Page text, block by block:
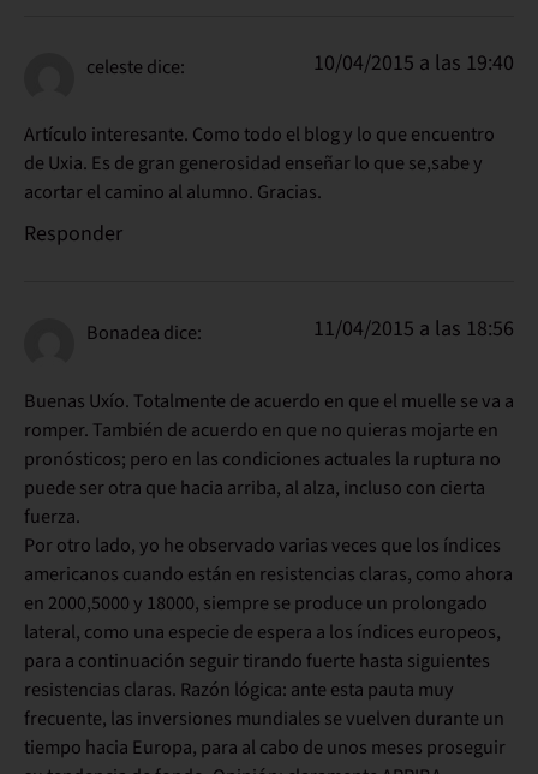
celeste dice: 10/04/2015 a las 19:40
Artículo interesante. Como todo el blog y lo que encuentro
de Uxia. Es de gran generosidad enseñar lo que se,sabe y
acortar el camino al alumno. Gracias.
Responder
Bonadea dice: 11/04/2015 a las 18:56
Buenas Uxío. Totalmente de acuerdo en que el muelle se va a
romper. También de acuerdo en que no quieras mojarte en
pronósticos; pero en las condiciones actuales la ruptura no
puede ser otra que hacia arriba, al alza, incluso con cierta
fuerza.
Por otro lado, yo he observado varias veces que los índices
americanos cuando están en resistencias claras, como ahora
en 2000,5000 y 18000, siempre se produce un prolongado
lateral, como una especie de espera a los índices europeos,
para a continuación seguir tirando fuerte hasta siguientes
resistencias claras. Razón lógica: ante esta pauta muy
frecuente, las inversiones mundiales se vuelven durante un
tiempo hacia Europa, para al cabo de unos meses proseguir